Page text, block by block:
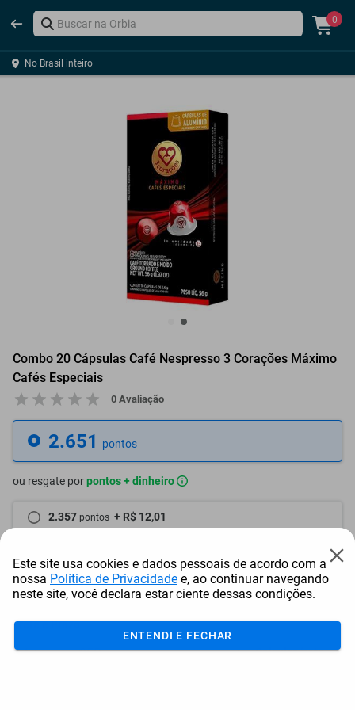
0
No Brasil inteiro
Combo 20 Cápsulas Café Nespresso 3 Corações Máximo
Cafés Especiais
0 Avaliação
2.651 pontos
ou resgate porpontos + dinheiro
2.357 pontos + R$ 12,01
2.095 pontos + R$ 24,06
Frete e Prazo
Calcular frete
Este site usa cookies e dados pessoais de acordo com a
nossa Política de Privacidade e, ao continuar navegando
neste site, você declara estar ciente dessas condições.
ENTENDI E FECHAR